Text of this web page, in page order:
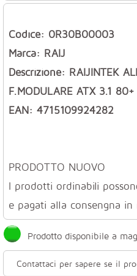
Codice: 0R30B00003
Marca: RAIJ
Descrizione: RAIJINTEK
F.MODULARE ATX 3.1 80+
EAN: 4715109924282
PRODOTTO NUOVO
I prodotti ordinabili
e pagati alla consengna in
Prodotto disponibile a
Contattaci per sapere se il